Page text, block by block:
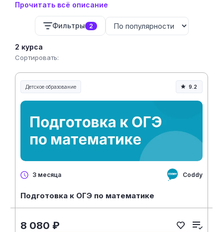
проверенных школ с ценами от 4 490 до 21 784 ₽,
чтобы вы могли выбрать формат под свой бюджет и
Прочитать всё описание
Фильтры 2
2 курса
Сортировать:
Детское образование 9.2
3 месяца Coddy
Подготовка к ОГЭ по математике
8 080 ₽